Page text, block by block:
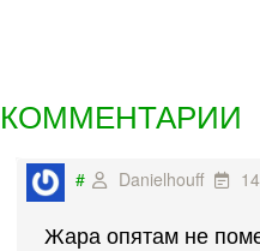
КОММЕНТАРИИ
# Danielhouff
Жара опятам не